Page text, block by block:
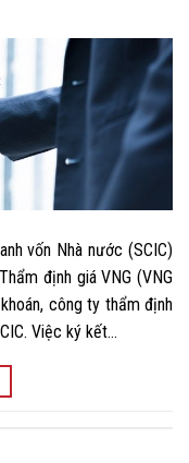
vốn Nhà nước (SCIC)
định giá VNG (VNG
công ty thẩm định
Việc ký kết…